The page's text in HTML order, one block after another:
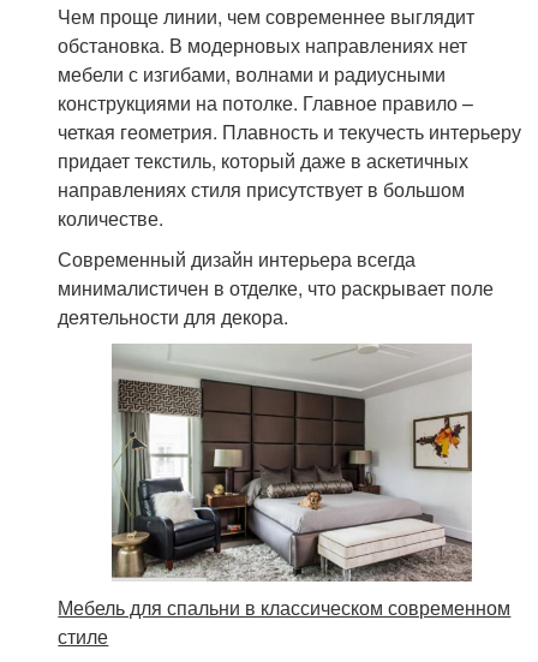
Чем проще линии, чем современнее выглядит
обстановка. В модерновых направлениях нет
мебели с изгибами, волнами и радиусными
конструкциями на потолке. Главное правило –
четкая геометрия. Плавность и текучесть интерьеру
придает текстиль, который даже в аскетичных
направлениях стиля присутствует в большом
количестве.
Современный дизайн интерьера всегда
минималистичен в отделке, что раскрывает поле
деятельности для декора.
Мебель для спальни в классическом современном
стиле